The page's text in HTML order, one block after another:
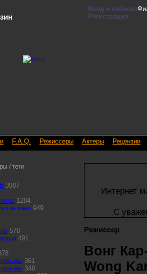
Интернет
С
Режиссер
Вонг
Wong
/ теги
3987
1284
кино 949
570
491
361
348
F.A.Q. Режиссеры Актеры Рецензии
Вход в кабинет
Регистрация